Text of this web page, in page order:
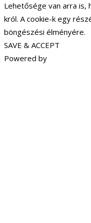
Lehetősége van arra is,
król. A cookie-k egy
böngészési élményére.
SAVE & ACCEPT
Powered by